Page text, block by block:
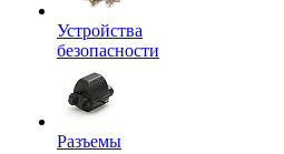
Устройства
безопасности
Разъемы